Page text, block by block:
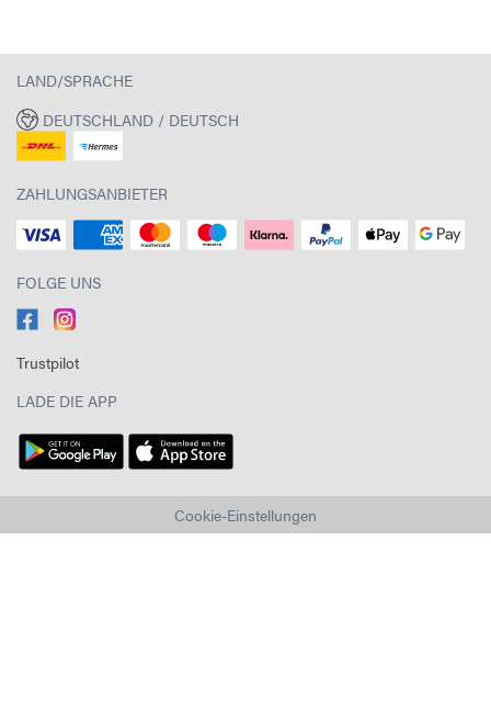
LAND/SPRACHE
DEUTSCHLAND / DEUTSCH
ZAHLUNGSANBIETER
FOLGE UNS
Trustpilot
LADE DIE APP
Cookie-Einstellungen